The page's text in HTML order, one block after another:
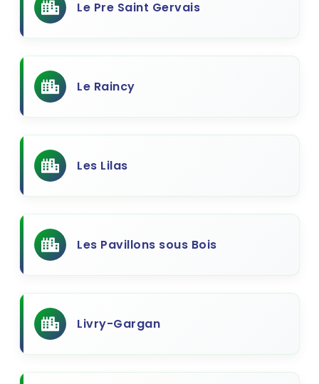
Le Pre Saint Gervais
Le Raincy
Les Lilas
Les Pavillons sous Bois
Livry-Gargan